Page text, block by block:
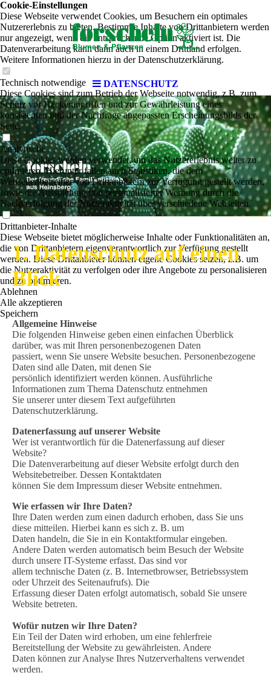
DATENSCHUTZ
1. Datenschutz auf einen
Blick
Allgemeine Hinweise
Die folgenden Hinweise geben einen einfachen Überblick
darüber, was mit Ihren personenbezogenen Daten
passiert, wenn Sie unsere Website besuchen. Personenbezogene
Daten sind alle Daten, mit denen Sie
persönlich identifiziert werden können. Ausführliche
Informationen zum Thema Datenschutz entnehmen
Sie unserer unter diesem Text aufgeführten
Datenschutzerklärung.
Datenerfassung auf unserer Website
Wer ist verantwortlich für die Datenerfassung auf dieser
Website?
Die Datenverarbeitung auf dieser Website erfolgt durch den
Websitebetreiber. Dessen Kontaktdaten
können Sie dem Impressum dieser Website entnehmen.
Wie erfassen wir Ihre Daten?
Ihre Daten werden zum einen dadurch erhoben, dass Sie uns
diese mitteilen. Hierbei kann es sich z. B. um
Daten handeln, die Sie in ein Kontaktformular eingeben.
Andere Daten werden automatisch beim Besuch der Website
durch unsere IT-Systeme erfasst. Das sind vor
allem technische Daten (z. B. Internetbrowser, Betriebssystem
oder Uhrzeit des Seitenaufrufs). Die
Erfassung dieser Daten erfolgt automatisch, sobald Sie unsere
Website betreten.
Wofür nutzen wir Ihre Daten?
Ein Teil der Daten wird erhoben, um eine fehlerfreie
Bereitstellung der Website zu gewährleisten. Andere
Daten können zur Analyse Ihres Nutzerverhaltens verwendet
werden.
Cookie-Einstellungen
Diese Webseite verwendet Cookies, um Besuchern ein optimales
Nutzererlebnis zu bieten. Bestimmte Inhalte von Drittanbietern werden
nur angezeigt, wenn die entsprechende Option aktiviert ist. Die
Datenverarbeitung kann dann auch in einem Drittland erfolgen.
Weitere Informationen hierzu in der Datenschutzerklärung.
Technisch notwendige
Diese Cookies sind zum Betrieb der Webseite notwendig, z.B. zum
Schutz vor Hackerangriffen und zur Gewährleistung eines
konsistenten und der Nachfrage angepassten Erscheinungsbilds der
Seite.
Analytische
Diese Cookies werden verwendet, um das Nutzererlebnis weiter zu
optimieren. Hierunter fallen auch Statistiken, die dem
Webseitenbetreiber von Drittanbietern zur Verfügung gestellt werden,
sowie die Ausspielung von personalisierter Werbung durch die
Nachverfolgung der Nutzeraktivität über verschiedene Webseiten.
Drittanbieter-Inhalte
Diese Webseite bietet möglicherweise Inhalte oder Funktionalitäten an,
die von Drittanbietern eigenverantwortlich zur Verfügung gestellt
werden. Diese Drittanbieter können eigene Cookies setzen, z.B. um
die Nutzeraktivität zu verfolgen oder ihre Angebote zu personalisieren
und zu optimieren.
Ablehnen
Alle akzeptieren
Speichern